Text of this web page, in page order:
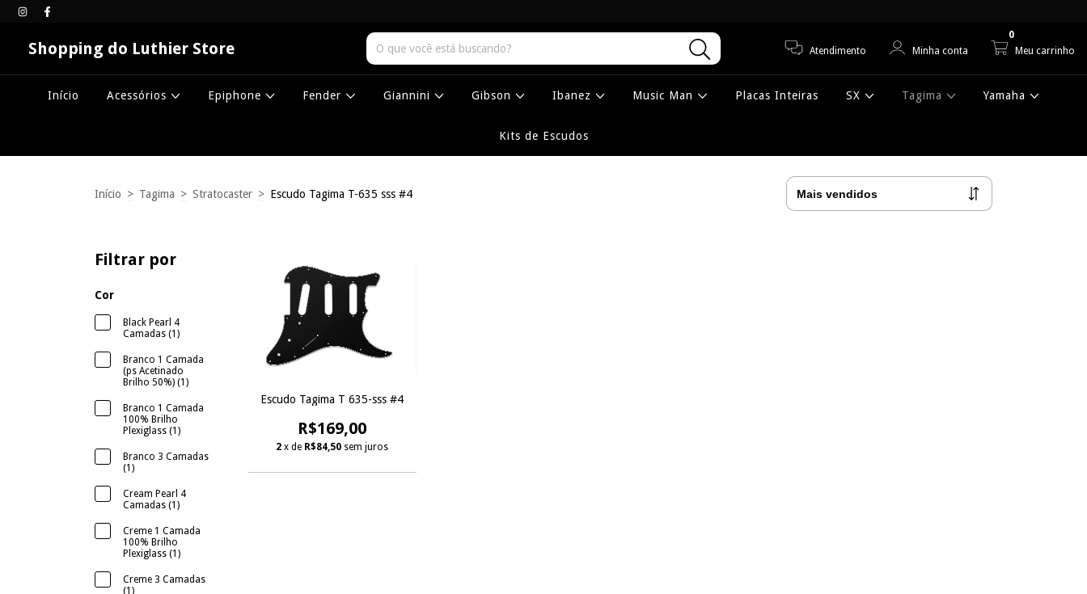
Shopping do Luthier Store Atendimento Minha conta Meu carrinho
0
Início Acessórios Epiphone Fender Giannini Gibson Ibanez Music Man Placas Inteiras SX Tagima Yamaha
Kits de Escudos
Início > Tagima > Stratocaster > Escudo Tagima T-635 sss #4
Filtrar por
Cor
Black Pearl 4
Camadas (1)
Branco 1 Camada
(ps Acetinado
Brilho 50%) (1)
Branco 1 Camada
100% Brilho
Plexiglass (1)
Branco 3 Camadas
(1)
Cream Pearl 4
Camadas (1)
Creme 1 Camada
100% Brilho
Plexiglass (1)
Creme 3 Camadas
(1)
Escudo Tagima T 635-sss #4
R$169,00
2 x de R$84,50 sem juros